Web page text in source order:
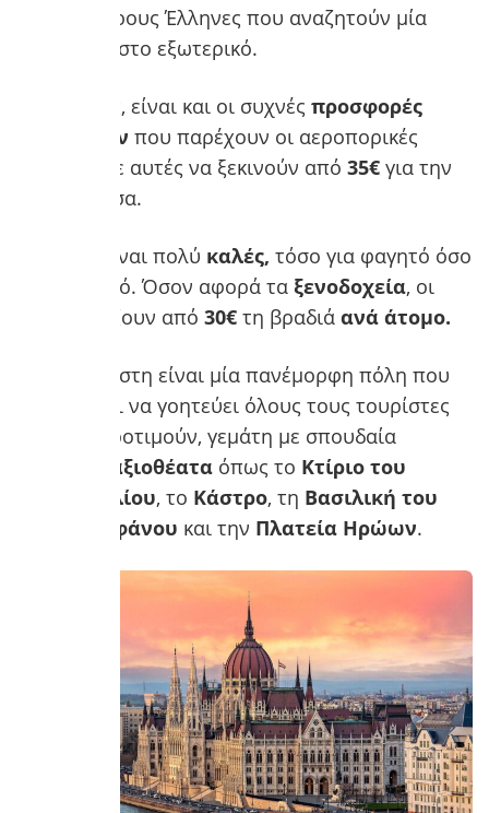
περισσότερους Έλληνες που αναζητούν μία
απόδραση στο εξωτερικό.
Ένας λόγος, είναι και οι συχνές προσφορές
εισιτηρίων που παρέχουν οι αεροπορικές
εταιρίες, με αυτές να ξεκινούν από 35€ για την
πρωτεύουσα.
είναι πολύ καλές, τόσο για φαγητό όσο
και για ποτό. Όσον αφορά τα ξενοδοχεία, οι
τιμές αρχίζουν από 30€ τη βραδιά ανά άτομο.
Η Βουδαπέστη είναι μία πανέμορφη πόλη που
καταφέρνει να γοητεύει όλους τους τουρίστες
που την προτιμούν, γεμάτη με σπουδαία
ιστορικά αξιοθέατα όπως το Κτίριο του
Κοινοβουλίου, το Κάστρο, τη Βασιλική του
Αγίου Στεφάνου και την Πλατεία Ηρώων.